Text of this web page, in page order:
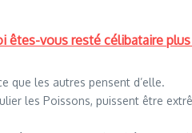
êtes-vous resté célibataire
que les autres pensent d’elle.
les Poissons, puissent être